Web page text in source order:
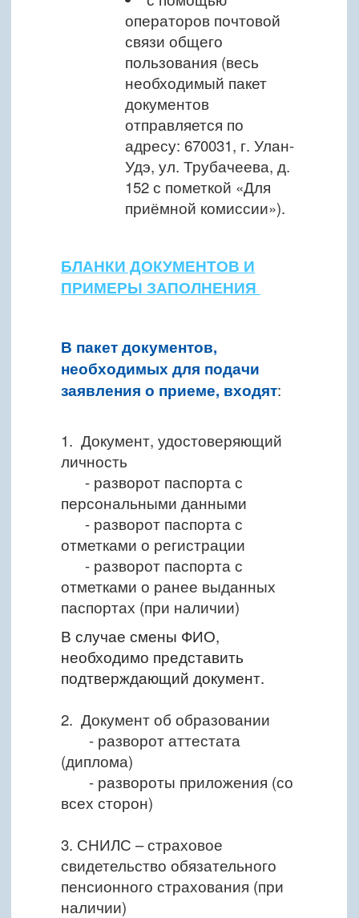
операторов почтовой
связи общего
пользования (весь
необходимый пакет
документов
отправляется по
адресу: 670031, г. Улан-
Удэ, ул. Трубачеева, д.
152 с пометкой «Для
приёмной комиссии»).
БЛАНКИ ДОКУМЕНТОВ И
ПРИМЕРЫ ЗАПОЛНЕНИЯ
В пакет документов,
необходимых для подачи
заявления о приеме, входят:
1. Документ, удостоверяющий
личность
- разворот паспорта с
персональными данными
- разворот паспорта с
отметками о регистрации
- разворот паспорта с
отметками о ранее выданных
паспортах (при наличии)
В случае смены ФИО,
необходимо представить
подтверждающий документ.
2. Документ об образовании
- разворот аттестата
(диплома)
- развороты приложения (со
всех сторон)
3. СНИЛС – страховое
свидетельство обязательного
пенсионного страхования (при
наличии)